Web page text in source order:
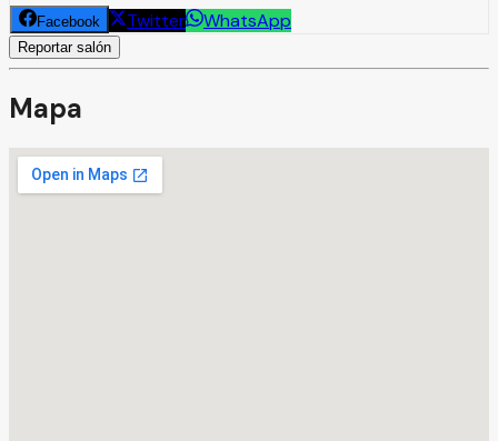
Facebook Twitter WhatsApp
Reportar salón
Mapa